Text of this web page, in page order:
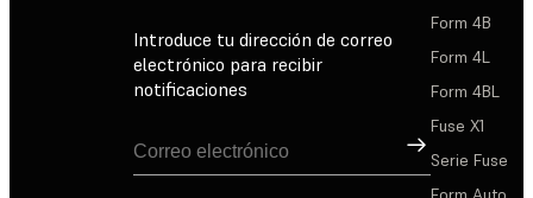
Introduce tu dirección de correo
electrónico para recibir
notificaciones
Suscribirse
Form 4B
Form 4L
Form 4BL
Fuse X1
Serie Fuse